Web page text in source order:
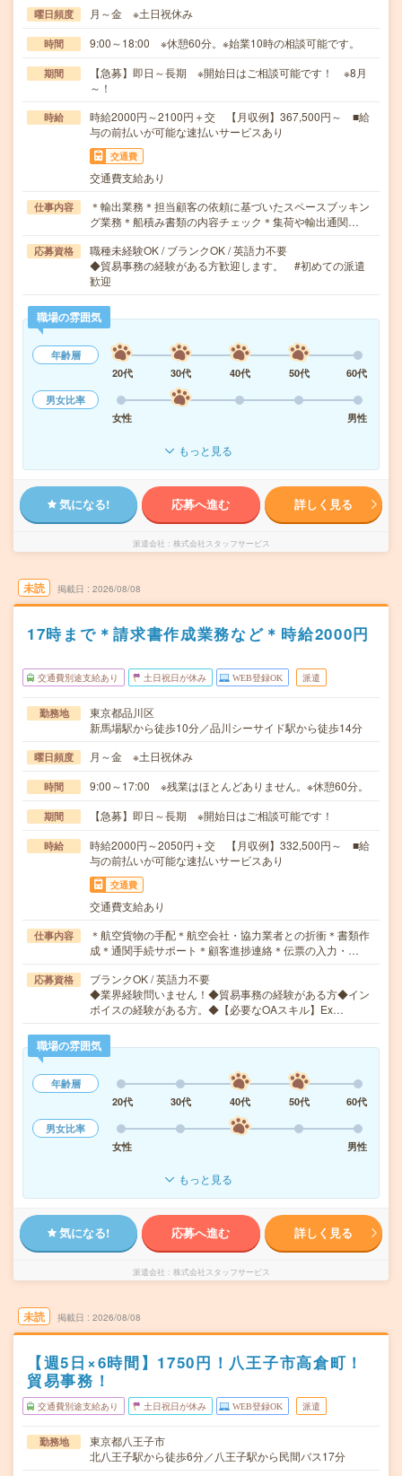
曜日頻度 月～金 ※土日祝休み
時間 9:00～18:00 ※休憩60分。※始業10時の相談可能です。
期間
【急募】即日～長期 ※開始日はご相談可能です！ ※8月
～！
時給
時給2000円～2100円＋交 【月収例】367,500円～ ■給
与の前払いが可能な速払いサービスあり
交通費
交通費支給あり
仕事内容
＊輸出業務＊担当顧客の依頼に基づいたスペースブッキン
グ業務＊船積み書類の内容チェック＊集荷や輸出通関…
応募資格
職種未経験OK / ブランクOK / 英語力不要
◆貿易事務の経験がある方歓迎します。 #初めての派遣
歓迎
職場の雰囲気
年齢層
20代
30代 40代 50代
60代
男女比率
女性
男性
もっと見る
気になる! 応募へ進む 詳しく見る
派遣会社 株式会社スタッフサービス
未読 掲載日 2026/08/08
17時まで＊請求書作成業務など＊時給2000円
交通費別途支給あり 土日祝日が休み WEB登録OK 派遣
勤務地
東京都品川区
新馬場駅から徒歩10分／品川シーサイド駅から徒歩14分
曜日頻度 月～金 ※土日祝休み
時間 9:00～17:00 ※残業はほとんどありません。※休憩60分。
期間 【急募】即日～長期 ※開始日はご相談可能です！
時給
時給2000円～2050円＋交 【月収例】332,500円～ ■給
与の前払いが可能な速払いサービスあり
交通費
交通費支給あり
仕事内容
＊航空貨物の手配＊航空会社・協力業者との折衝＊書類作
成＊通関手続サポート＊顧客進捗連絡＊伝票の入力・…
応募資格
ブランクOK / 英語力不要
◆業界経験問いません！◆貿易事務の経験がある方◆イン
ボイスの経験がある方。◆【必要なOAスキル】Ex…
職場の雰囲気
年齢層
20代
30代 40代 50代
60代
男女比率
女性
男性
もっと見る
気になる! 応募へ進む 詳しく見る
派遣会社 株式会社スタッフサービス
未読 掲載日 2026/08/08
【週5日×6時間】1750円！八王子市高倉町！
貿易事務！
交通費別途支給あり 土日祝日が休み WEB登録OK 派遣
勤務地
東京都八王子市
北八王子駅から徒歩6分／八王子駅から民間バス17分